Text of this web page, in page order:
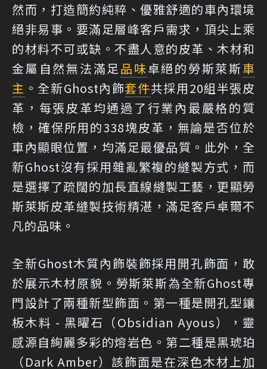
然而，打造簡約純粹、優雅舒適的車內環境
絕非易事。要滿足層峰客戶需求，頂尖上乘
的材料不可或缺。不盡人意的皮革、木材和
金屬自然無法滿足品味卓絕的勞斯萊斯車
主 。全新Ghost內飾套件共採用20組半張皮
革，每張皮革均通過了行業內最嚴格的質
檢，確保所用的338塊皮革，無論是否位於
車內顯眼位置，均滿足最優品質。此外，全
新Ghost沒有採用雜亂繁複的縫製方式，而
是選擇了疏闊的加長直線縫製工藝，更顯勞
斯萊斯皮革縫製技術精湛，滿足客戶卓爾不
凡的品味。
全新Ghost木質內飾裝飾採用開孔飾面，敢
於展示木材原貌。勞斯萊斯為全新Ghost專
門設計了兩種新型飾面。第一種是開孔型鑲
板木料 - 黑曜石（Obsidian Ayous），靈
感源自絢麗多彩的熔岩色。第二種是黑琥珀
（Dark Amber）該飾面是在深色木材上加